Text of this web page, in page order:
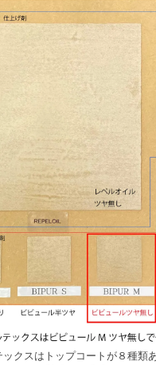
クスはトップコートが８種類